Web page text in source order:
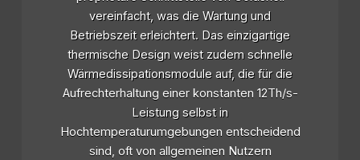
vereinfacht, was die Wartung und
Betriebszeit erleichtert. Das einzigartige
thermische Design weist zudem schnelle
Wärmedissipationsmodule auf, die für die
Aufrechterhaltung einer konstanten 12Th/s-
Leistung selbst in
Hochtemperaturumgebungen entscheidend
sind, oft von allgemeinen Nutzern